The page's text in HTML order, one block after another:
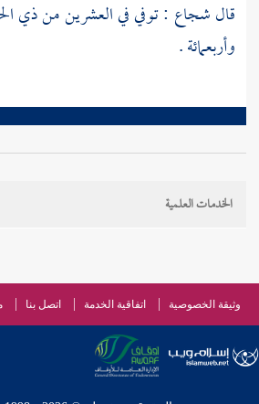
قالشجاع : توفي في العشرين من ذي
وأربعمائة .
الخدمات العلمية
وثيقة الخصوصية اتفاقية الخدمة اتصل بنا